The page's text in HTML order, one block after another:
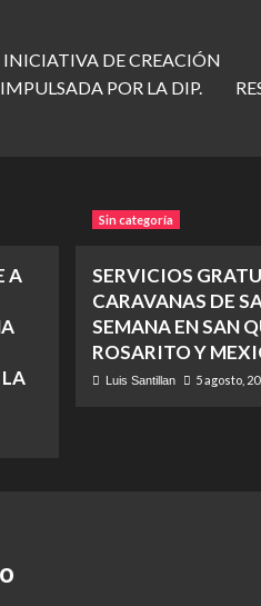
DE CREACIÓN
POR LA DIP.
A
Sin categoría
SERVICIOS
CARAVANAS DE
SEMANA EN SAN
ROSARITO Y
Luis Santillan 5 agosto,